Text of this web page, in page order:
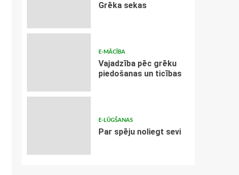
Grēka sekas
E-MĀCĪBA
Vajadzība pēc grēku
piedošanas un ticības
E-LŪGŠANAS
Par spēju noliegt sevi